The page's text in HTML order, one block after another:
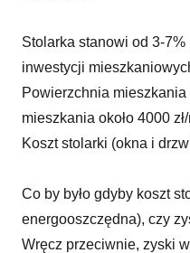
Stolarka stanowi od 3-7%
inwestycji
Powierzchnia
mieszkania około 4000
Koszt stolarki (okna i
Co by było gdyby koszt
energooszczędna), czy
Wręcz przeciwnie, zyski